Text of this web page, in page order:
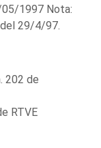
1997 Nota:
29/4/97.
202 de
RTVE